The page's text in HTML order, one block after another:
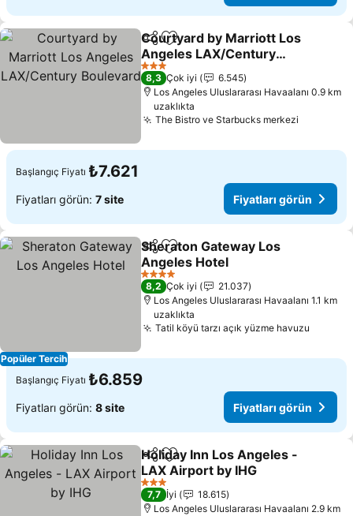
PaylaşFavorilerime ekle
Courtyard by Marriott Los
Angeles LAX/Century
Boulevard
Fiyatları görün
3 Yıldız
8,3 Çok iyi
6.545
Los Angeles Uluslararası Havaalanı 0.9 km
uzaklıkta
The Bistro ve Starbucks merkezi
Başlangıç Fiyatı ₺7.621
Fiyatları görün: 7 site Fiyatları görün
Popüler Tercih
PaylaşFavorilerime ekle
Sheraton Gateway Los
Angeles Hotel
Fiyatları görün
4 Yıldız
8,2 Çok iyi
21.037
Los Angeles Uluslararası Havaalanı 1.1 km
uzaklıkta
Tatil köyü tarzı açık yüzme havuzu
Başlangıç Fiyatı ₺6.859
Fiyatları görün: 8 site Fiyatları görün
PaylaşFavorilerime ekle
Holiday Inn Los Angeles -
LAX Airport by IHG
Fiyatları görün
3 Yıldız
7,7 İyi
18.615
Los Angeles Uluslararası Havaalanı 2.9 km